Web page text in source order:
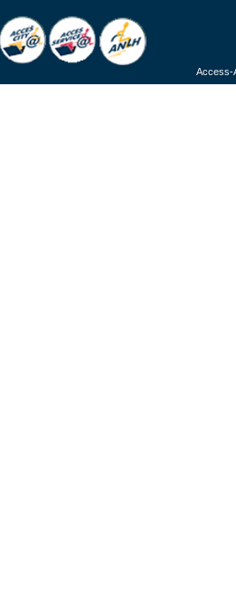
Access-